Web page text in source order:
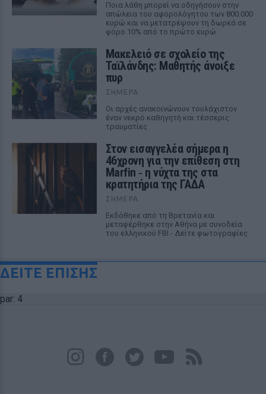
Ποια λάθη μπορεί να οδηγήσουν στην
απώλεια του αφορολόγητου των 800.000
ευρώ και να μετατρέψουν τη δωρεά σε
φόρο 10% από το πρώτο ευρώ
Μακελειό σε σχολείο της
Ταϊλάνδης: Μαθητής άνοιξε
πυρ
ΣΉΜΕΡΑ
Οι αρχές ανακοινώνουν τουλάχιστον
έναν νεκρό καθηγητή και τέσσερις
τραυματίες
Στον εισαγγελέα σήμερα η
46χρονη για την επίθεση στη
Marfin ‑ η νύχτα της στα
κρατητήρια της ΓΑΔΑ
ΣΉΜΕΡΑ
Εκδόθηκε από τη Βρετανία και
μεταφέρθηκε στην Αθήνα με συνοδεία
του ελληνικού FBI - Δείτε φωτογραφίες
ΔΕΙΤΕ ΕΠΙΣΗΣ
par: 4